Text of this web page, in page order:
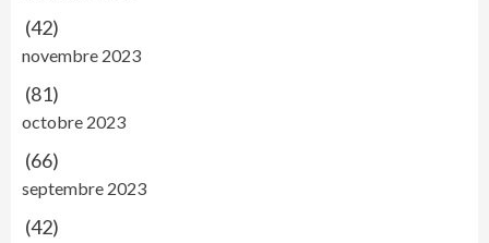
(42)
novembre 2023
(81)
octobre 2023
(66)
septembre 2023
(42)